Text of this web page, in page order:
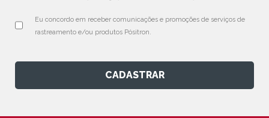
Eu concordo em receber comunicações e promoções de serviços de
rastreamento e/ou produtos Pósitron.
CADASTRAR